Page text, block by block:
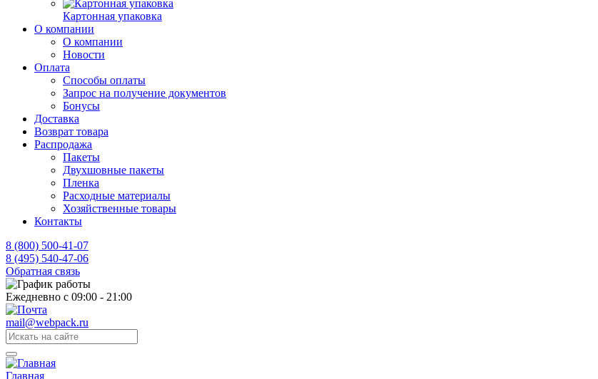
Картонная упаковка
О компании
О компании
Новости
Оплата
Способы оплаты
Запрос на получение документов
Бонусы
Доставка
Возврат товара
Распродажа
Пакеты
Двухшовные пакеты
Пленка
Расходные материалы
Хозяйственные товары
Контакты
8 (800) 500-41-07
8 (495) 540-47-06
Обратная связь
Ежедневно с 09:00 - 21:00
mail@webpack.ru
Главная